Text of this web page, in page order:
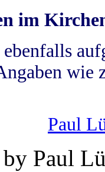
im
wie
Paul
Paul